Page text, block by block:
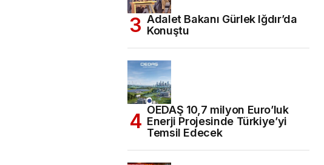
Adalet Bakanı Gürlek Iğdır’da
Konuştu
OEDAŞ 10,7 milyon Euro’luk
Enerji Projesinde Türkiye’yi
Temsil Edecek